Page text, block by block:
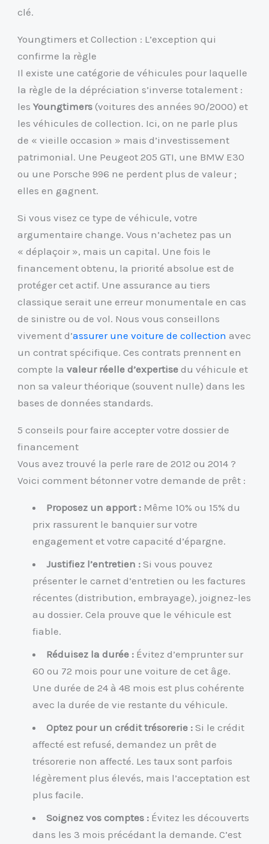
clé.
Youngtimers et Collection : L’exception qui
confirme la règle
Il existe une catégorie de véhicules pour laquelle
la règle de la dépréciation s’inverse totalement :
lesYoungtimers (voitures des années 90/2000) et
les véhicules de collection. Ici, on ne parle plus
de « vieille occasion » mais d’investissement
patrimonial. Une Peugeot 205 GTI, une BMW E30
ou une Porsche 996 ne perdent plus de valeur ;
elles en gagnent.
Si vous visez ce type de véhicule, votre
argumentaire change. Vous n’achetez pas un
« déplaçoir », mais un capital. Une fois le
financement obtenu, la priorité absolue est de
protéger cet actif. Une assurance au tiers
classique serait une erreur monumentale en cas
de sinistre ou de vol. Nous vous conseillons
vivement d’assurer une voiture de collection avec
un contrat spécifique. Ces contrats prennent en
compte lavaleur réelle d’expertise du véhicule et
non sa valeur théorique (souvent nulle) dans les
bases de données standards.
5 conseils pour faire accepter votre dossier de
financement
Vous avez trouvé la perle rare de 2012 ou 2014 ?
Voici comment bétonner votre demande de prêt :
Proposez un apport : Même 10% ou 15% du
prix rassurent le banquier sur votre
engagement et votre capacité d’épargne.
Justifiez l’entretien : Si vous pouvez
présenter le carnet d’entretien ou les factures
récentes (distribution, embrayage), joignez-les
au dossier. Cela prouve que le véhicule est
fiable.
Réduisez la durée : Évitez d’emprunter sur
60 ou 72 mois pour une voiture de cet âge.
Une durée de 24 à 48 mois est plus cohérente
avec la durée de vie restante du véhicule.
Optez pour un crédit trésorerie : Si le crédit
affecté est refusé, demandez un prêt de
trésorerie non affecté. Les taux sont parfois
légèrement plus élevés, mais l’acceptation est
plus facile.
Soignez vos comptes : Évitez les découverts
dans les 3 mois précédant la demande. C’est